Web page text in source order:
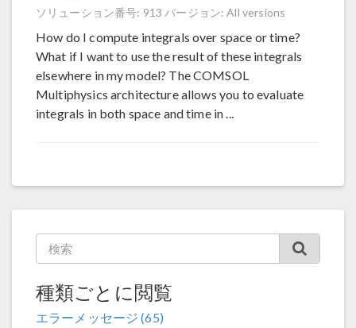
ソリューション番号: 913 バージョン: All versions
How do I compute integrals over space or time?
What if I want to use the result of these integrals
elsewhere in my model? The COMSOL
Multiphysics architecture allows you to evaluate
integrals in both space and time in ...
種類ごとに閲覧
エラーメッセージ (65)